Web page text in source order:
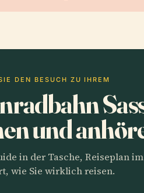
DEN BESUCH ZU IHREM
und
in der Tasche, Reiseplan
wie Sie wirklich reisen.